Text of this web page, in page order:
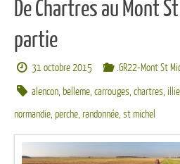
De Chartres au Mont
partie
31 octobre 2015 .GR22-Mont St
alencon, belleme,carrouges,chartres,
normandie, perche, randonnée, st michel